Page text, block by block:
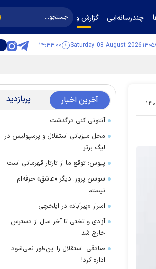
چندرسانه‌ایی گزارش و گفت‌وگو
Saturday 08 August 2026 ۱۴:۴۴:۰۰
۲۰ آخرین اخبار پربازدید
آنتونی کنی درگذشت
محل میزبانی استقلال و پرسپولیس در
لیگ برتر
پیوس: توقع ما از تارتار قهرمانی است
سوسن پرور: دیگر «عاشق» حرفه‌ام
نیستم
اسرار «پیرآباد» در ایلخچی
آزادی و تختی تا آخر سال از دسترس
خارج شد
صادقی: استقلال را این‌طور نمی‌شود
اداره کرد!